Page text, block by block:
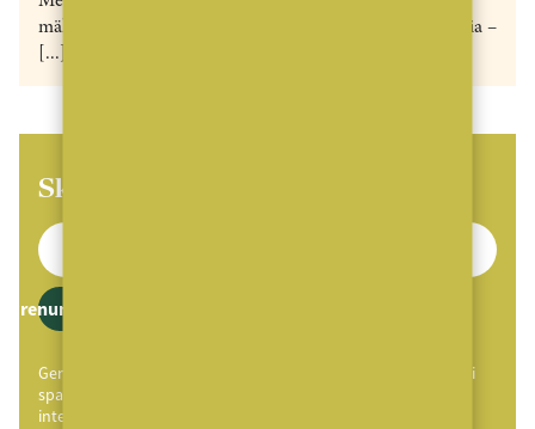
mäklarföretag. Nu skrivs nästa kapitel i företagets historia –
[...]
Skaffa MäklarVärldens Nyhetsbrev
Prenumerera
Genom att klicka på "Prenumerera" ger du samtycke till att vi
sparar och använder dina personuppgifter i enlighet med vår
integritetspolicy.